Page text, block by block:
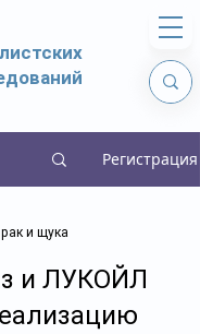
Регистрация
и ЛУКОЙЛ
и щука